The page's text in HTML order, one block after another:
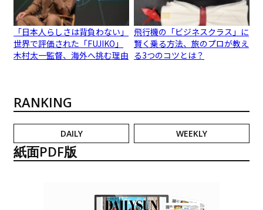
「日本人らしさは背負わない」
世界で評価された「FUJIKO」
木村太一監督、海外へ挑む理由
飛行機の「ビジネスクラス」に
賢く乗る方法、旅のプロが教え
る3つのコツとは？
RANKING
DAILY WEEKLY
紙面PDF版